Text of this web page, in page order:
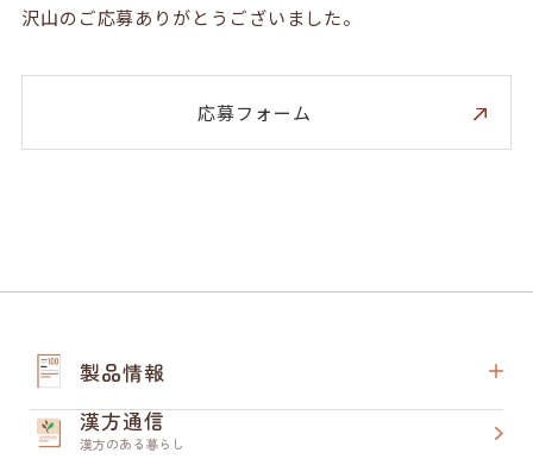
沢山のご応募ありがとうございました。
応募フォーム
製品情報
漢方通信
漢方のある暮らし